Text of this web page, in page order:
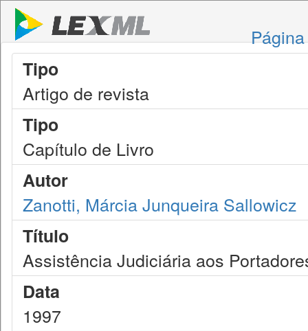
Tipo
Artigo de revista
Tipo
Capítulo de Livro
Autor
Zanotti, Márcia Junqueira Sallowicz
Título
Assistência Judiciária aos
Data
1997